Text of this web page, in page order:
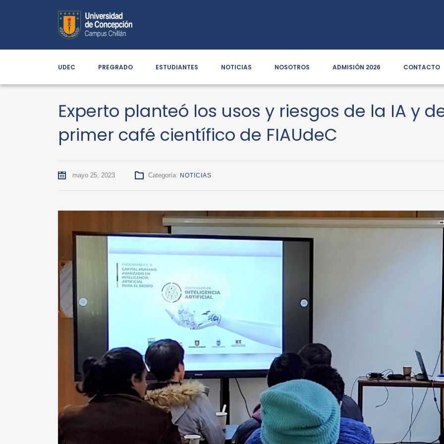
UDEC PREGRADO ESTUDIANTES NOTICIAS NOSOTROS ADMISIÓN 2026 CONTACTO
Experto planteó los usos y riesgos de la IA y
primer café científico de FIAUdeC
mayo 25, 2023 Categoría: NOTICIAS